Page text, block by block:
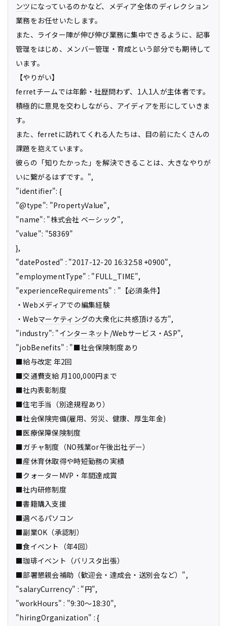
ンツ になっているのかなど、メディア全体のディレクション
業務をお任せいたします。
また、ライター陣が伸び伸び業務に集中できるように、記事
管理をはじめ、メンバー管理・育成という部分でも期待して
います。
【やりがい】
ferretチームでは年齢・社歴問わず、1人1人が主体者です。
積極的に意見を交わしながら、アイディアを形にしていきま
す。
また、ferretに訪れてくれる人たちは、目の前にたくさんの
課題を抱えています。
彼らの「知りたかった」を解決できることは、大きなやりが
いに繋がるはずです。",
"identifier": {
"@type": "PropertyValue",
"name": "株式会社 ベーシック",
"value": "58369"
},
"datePosted" : "2017-12-20 16:32:58 +0900",
"employmentType" : "FULL_TIME",
"experienceRequirements" : "【必須条件】
・Webメディアでの編集経験
・Webマーケティングの大衆化に共感頂ける方",
"industry": "インターネット /Webサービス・ASP",
"jobBenefits" : "■社会保険制度あり
■給与改定 年2回
■交通費支給 月100,000円まで
■社内表彰制度
■住宅手当（別途規程あり）
■社会保険完備(雇用、労災、健康、厚生年金)
■医療保障保険制度
■ガチャ制度（NO残業or午後出社デー）
■産休育休取得や時短勤務の実績
■クォーターMVP・年間達成賞
■社内研修制度
■書籍購入支援
■選べるパソコン
■副業OK（承認制）
■食イベント（年4回）
■珈琲イベント（バリスタ出張）
■部署懇親会補助（歓迎会・達成会・送別会など）",
"salaryCurrency" : "円",
"workHours" : "9:30～18:30",
"hiringOrganization" : {